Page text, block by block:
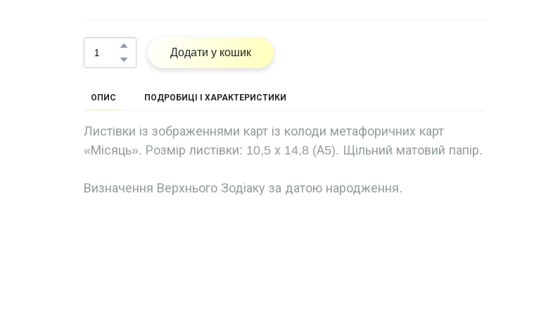
Додати у кошик
ОПИС ПОДРОБИЦІ І ХАРАКТЕРИСТИКИ
Листівки із зображеннями карт із колоди метафоричних карт
«Місяць». Розмір листівки: 10,5 х 14,8 (А5). Щільний матовий папір.
Визначення Верхнього Зодіаку за датою народження.